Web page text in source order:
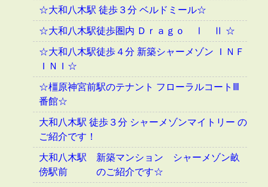
☆大和八木駅 徒歩３分 ベルドミール☆
☆大和八木駅徒歩圏内 Ｄｒａｇｏ Ⅰ Ⅱ ☆
☆大和八木駅徒歩４分 新築シャーメゾン ＩＮＦ
ＩＮＩ☆
☆橿原神宮前駅のテナント フローラルコートⅢ
番館☆
大和八木駅 徒歩３分 シャーメゾンマイトリー の
ご紹介です！
大和八木駅 新築マンション シャーメゾン畝
傍駅前 のご紹介です☆